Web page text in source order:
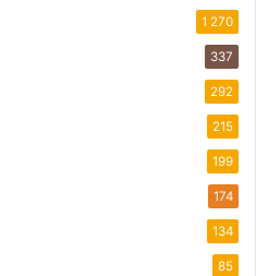
1 270
337
292
215
199
174
134
85